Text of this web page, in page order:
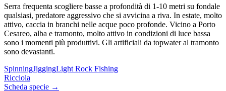
Serra frequenta scogliere basse a profondità di 1-10 metri su fondale
qualsiasi, predatore aggressivo che si avvicina a riva. In estate, molto
attivo, caccia in branchi nelle acque poco profonde. Vicino a Porto
Cesareo, alba e tramonto, molto attivo in condizioni di luce bassa
sono i momenti più produttivi. Gli artificiali da topwater al tramonto
sono devastanti.
SpinningJiggingLight Rock Fishing
Ricciola
Scheda specie →